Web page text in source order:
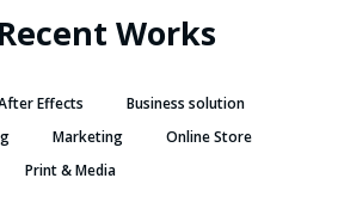
Works
Effects
Business solution
Marketing
Online Store
Print & Media